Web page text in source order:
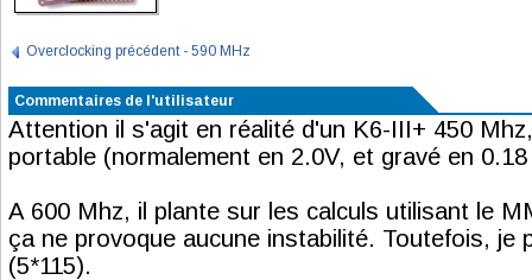
Overclocking précédent - 590 MHz
Commentaires de l'utilisateur
Attention il s'agit en réalité d'un K6-III+ 450
portable (normalement en 2.0V, et gravé en
A 600 Mhz, il plante sur les calculs utilisant le
ça ne provoque aucune instabilité. Toutefois, je
(5*115).